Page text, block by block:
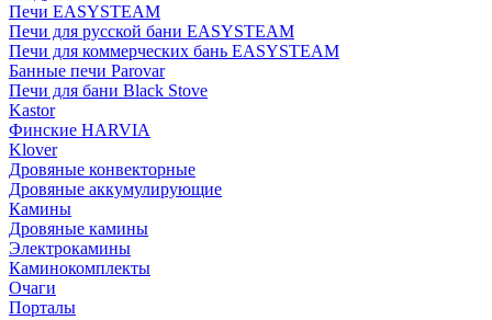
Печи EASYSTEAM
Печи для русской бани EASYSTEAM
Печи для коммерческих бань EASYSTEAM
Банные печи Parovar
Печи для бани Black Stove
Kastor
Финские HARVIA
Klover
Дровяные конвекторные
Дровяные аккумулирующие
Камины
Дровяные камины
Электрокамины
Каминокомплекты
Очаги
Порталы